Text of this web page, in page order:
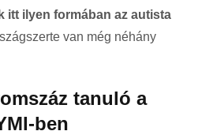
itt ilyen formában az autista
van még néhány
tanuló a
ben